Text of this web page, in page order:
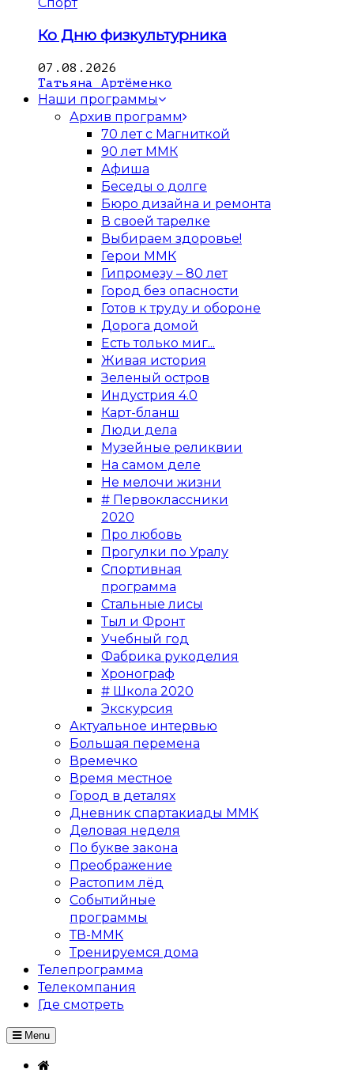
Ко Дню физкультурника
07.08.2026
Татьяна Артёменко
Наши программы
Архив программ
70 лет с Магниткой
90 лет ММК
Афиша
Беседы о долге
Бюро дизайна и ремонта
В своей тарелке
Выбираем здоровье!
Герои ММК
Гипромезу – 80 лет
Город без опасности
Готов к труду и обороне
Дорога домой
Есть только миг...
Живая история
Зеленый остров
Индустрия 4.0
Карт-бланш
Люди дела
Музейные реликвии
На самом деле
Не мелочи жизни
# Первоклассники
2020
Про любовь
Прогулки по Уралу
Спортивная
программа
Стальные лисы
Тыл и Фронт
Учебный год
Фабрика рукоделия
Хронограф
# Школа 2020
Экскурсия
Актуальное интервью
Большая перемена
Времечко
Время местное
Город в деталях
Дневник спартакиады ММК
Деловая неделя
По букве закона
Преображение
Растопим лёд
Событийные
программы
ТВ-ММК
Тренируемся дома
Телепрограмма
Телекомпания
Где смотреть
Menu